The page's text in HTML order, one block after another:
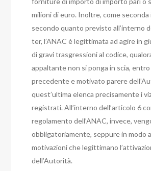
milioni di euro. Inoltre, come seconda
secondo quanto previsto all’interno
ter, l’ANAC è legittimata ad agire in
di gravi trasgressioni al codice,
appaltante non si ponga in scia, entro
precedente e motivato parere
quest’ultima elenca precisamente i
registrati. All’interno dell’articolo 6
regolamento dell’ANAC, invece,
obbligatoriamente, seppure in modo
motivazioni che legittimano
dell’Autorità.